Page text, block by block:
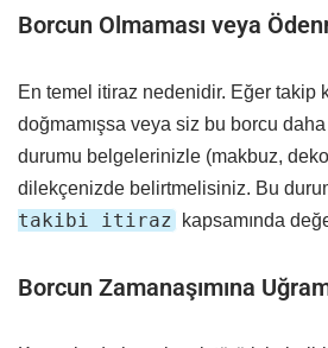
Borcun Olmaması veya
En temel itiraz nedenidir. Eğer takip
doğmamışsa veya siz bu borcu
durumu belgelerinizle (makbuz,
dilekçenizde belirtmelisiniz. Bu
takibi itiraz
kapsamında
Borcun Zamanaşımına